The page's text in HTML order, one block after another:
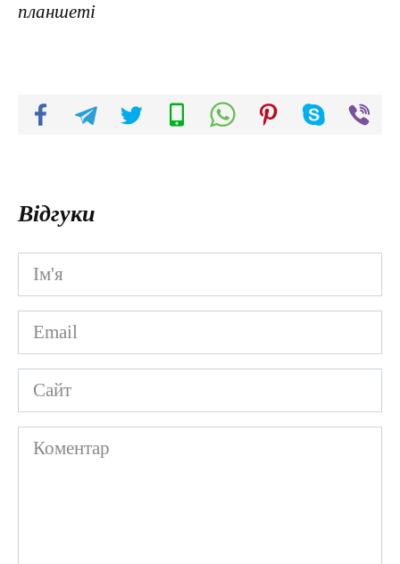
планшеті
Відгуки
Ім'я
*
Email
*
Сайт
Коментар